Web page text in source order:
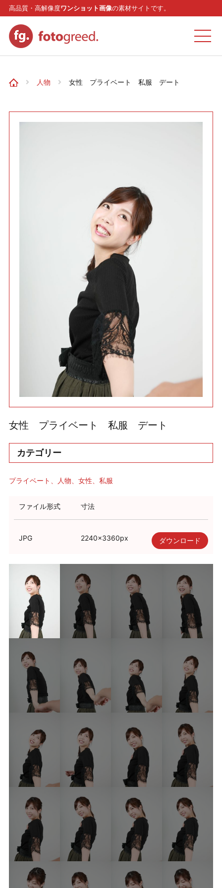
高品質・高解像度ワンショット画像の素材サイトです。
人物 女性 プライベート 私服 デート
女性 プライベート 私服 デート
カテゴリー
プライベート 人物 女性 私服
ファイル形式 寸法
JPG 2240×3360px ダウンロード